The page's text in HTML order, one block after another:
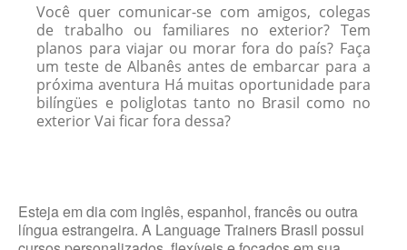
Você quer comunicar-se com amigos, colegas
de trabalho ou familiares no exterior? Tem
planos para viajar ou morar fora do país? Faça
um teste de Albanês antes de embarcar para a
próxima aventura Há muitas oportunidade para
bilíngües e poliglotas tanto no Brasil como no
exterior Vai ficar fora dessa?
Esteja em dia com inglês, espanhol, francês ou outra
língua estrangeira. A Language Trainers Brasil possui